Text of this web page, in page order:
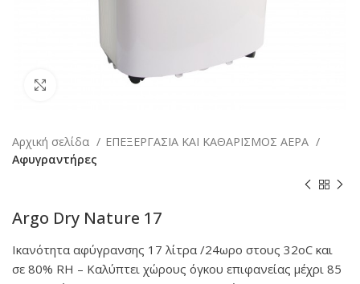
Κάντε κλικ για μεγέθυνση
Αρχική σελίδα
ΕΠΕΞΕΡΓΑΣΙΑ ΚΑΙ ΚΑΘΑΡΙΣΜΟΣ ΑΕΡΑ
Αφυγραντήρες
Argo Dry Nature 17
Ικανότητα αφύγρανσης 17 λίτρα /24ωρο στους 32οC και
σε 80% RH – Καλύπτει χώρους όγκου επιφανείας μέχρι 85